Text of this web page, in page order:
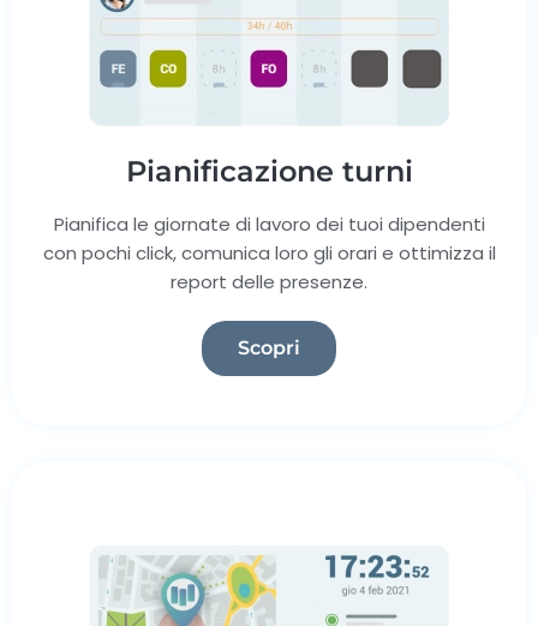
Pianificazione turni
Pianifica le giornate di lavoro dei tuoi dipendenti
con pochi click, comunica loro gli orari e ottimizza il
report delle presenze.
Scopri